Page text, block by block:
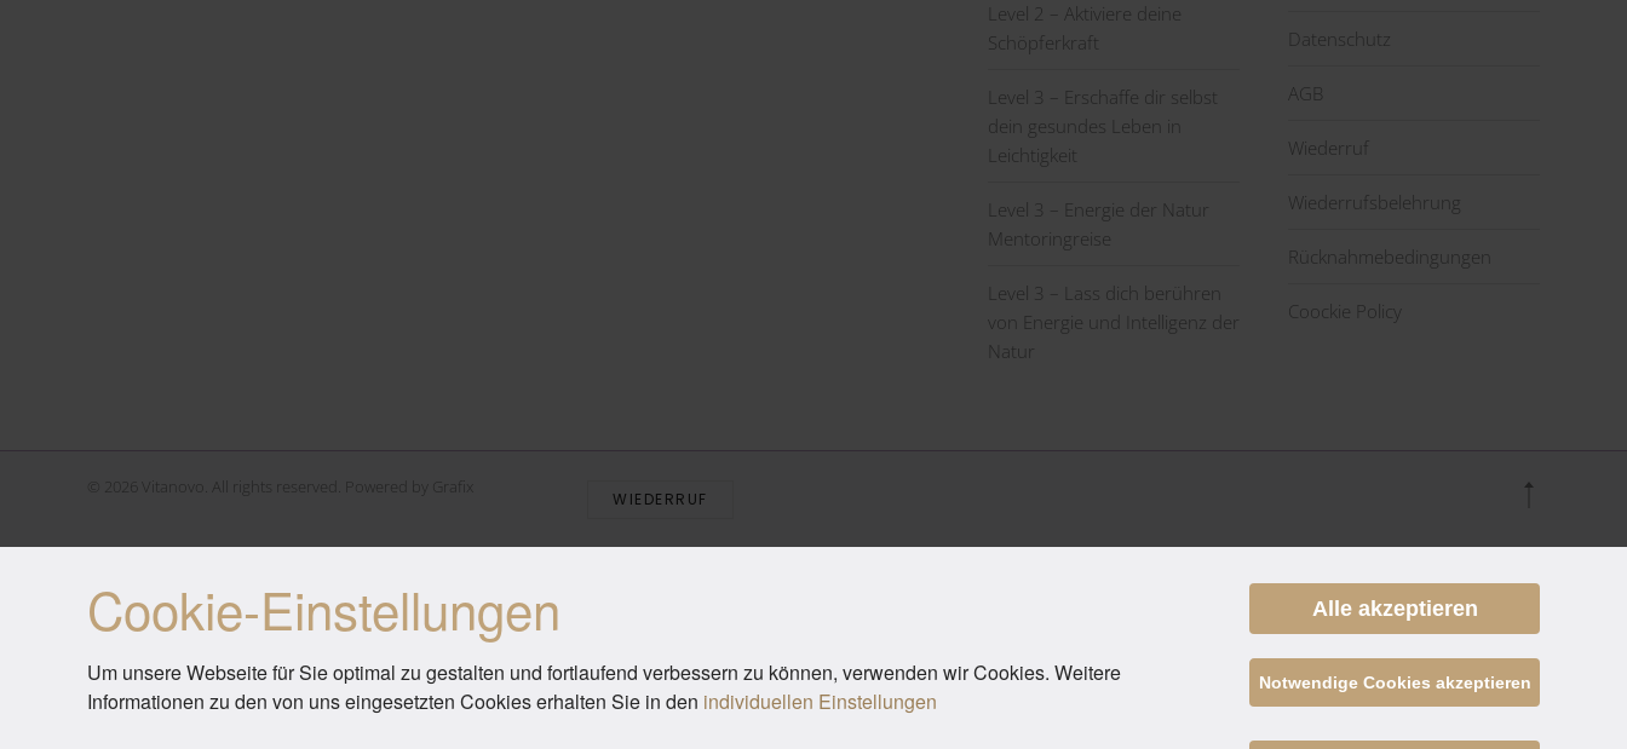
Level 2 – Aktiviere deine
Schöpferkraft
Level 3 – Erschaffe dir selbst
dein gesundes Leben in
Leichtigkeit
Level 3 – Energie der Natur
Mentoringreise
Level 3 – Lass dich berühren
von Energie und Intelligenz der
Natur
Datenschutz
AGB
Wiederruf
Wiederrufsbelehrung
Rücknahmebedingungen
Coockie Policy
2026 Vitanovo. All rights reserved. Powered by Grafix
WIEDERRUF
Cookie-Einstellungen
Um unsere Webseite für Sie optimal zu gestalten und fortlaufend verbessern zu können, verwenden wir Cookies. Weitere
Informationen zu den von uns eingesetzten Cookies erhalten Sie in den individuellen Einstellungen
Alle akzeptieren
Notwendige Cookies akzeptieren